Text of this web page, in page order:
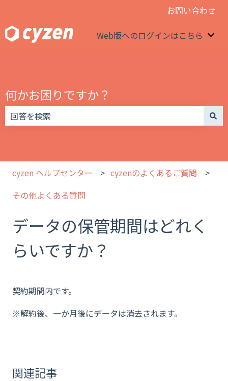
お問い合わせ
Web版へのログインはこちら
何かお困りですか？
cyzen ヘルプセンター
cyzenのよくあるご質問
その他よくある質問
データの保管期間はどれく
らいですか？
契約期間内です。
※解約後、一か月後にデータは消去されます。
関連記事